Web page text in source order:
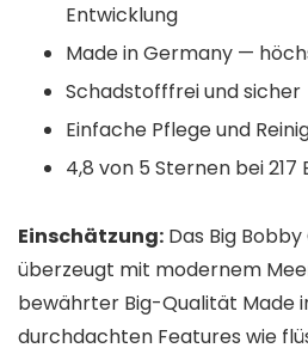
Entwicklung
Made in Germany —
Schadstofffrei und sicher
Einfache Pflege und
4,8 von 5 Sternen bei
Einschätzung: Das Big
überzeugt mit modernem
bewährter Big-Qualität Made
durchdachten Features wie